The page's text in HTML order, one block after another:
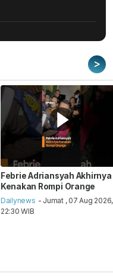
>
Febrie Adriansyah Akhirnya
Kenakan Rompi Orange
Dailynews - Jumat , 07 Aug 2026,
22:30 WIB